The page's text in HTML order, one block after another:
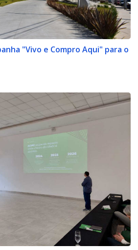
"Vivo e Compro Aqui" para o